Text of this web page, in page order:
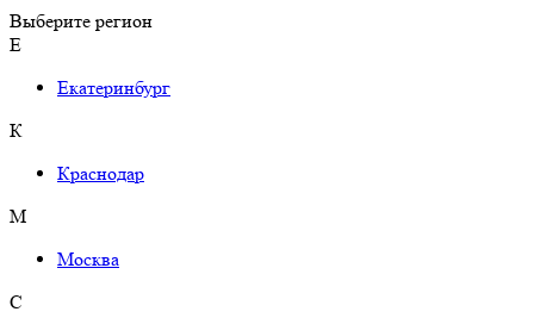
Выберите регион
Е
Екатеринбург
К
Краснодар
М
Москва
С